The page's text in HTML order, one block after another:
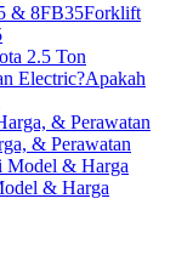
Forklift
2.5 Ton
Apakah
& Perawatan
& Harga